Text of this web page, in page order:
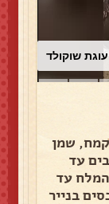
עוגת שוקולד
שמן
עד
המלח עד
בנייר